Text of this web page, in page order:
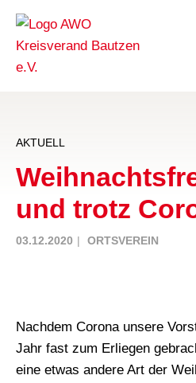
AKTUELL
und trotz
03.12.2020 ORTSVEREIN
Nachdem Corona unsere
Jahr fast zum Erliegen
eine etwas andere Art der